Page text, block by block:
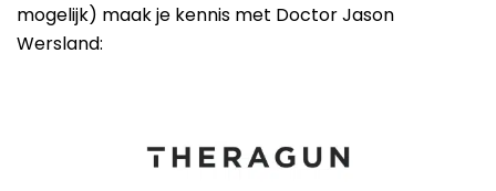
mogelijk) maak je kennis met Doctor Jason
Wersland: